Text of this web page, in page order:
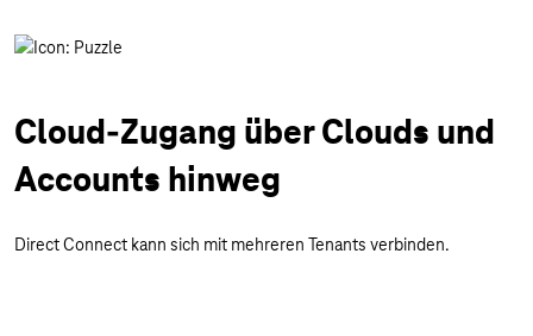
Cloud-Zugang über Clouds und
Accounts hinweg
Direct Connect kann sich mit mehreren Tenants verbinden.